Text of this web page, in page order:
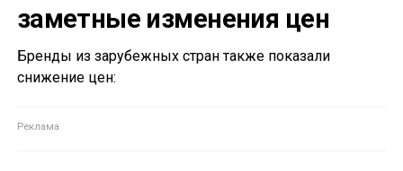
заметные изменения цен
Бренды из зарубежных стран также показали
снижение цен: